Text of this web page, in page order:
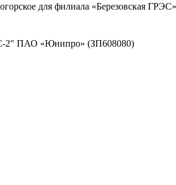
для филиала «Березовская
2" ПАО «Юнипро» (ЗП608080)